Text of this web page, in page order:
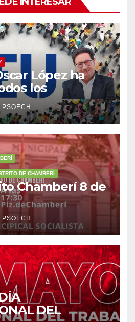
López ha
los
a
la
del 11 de mayo
PSOECH
DE CHAMBERÍ
Chamberí 8 de
PSOECH
DEL